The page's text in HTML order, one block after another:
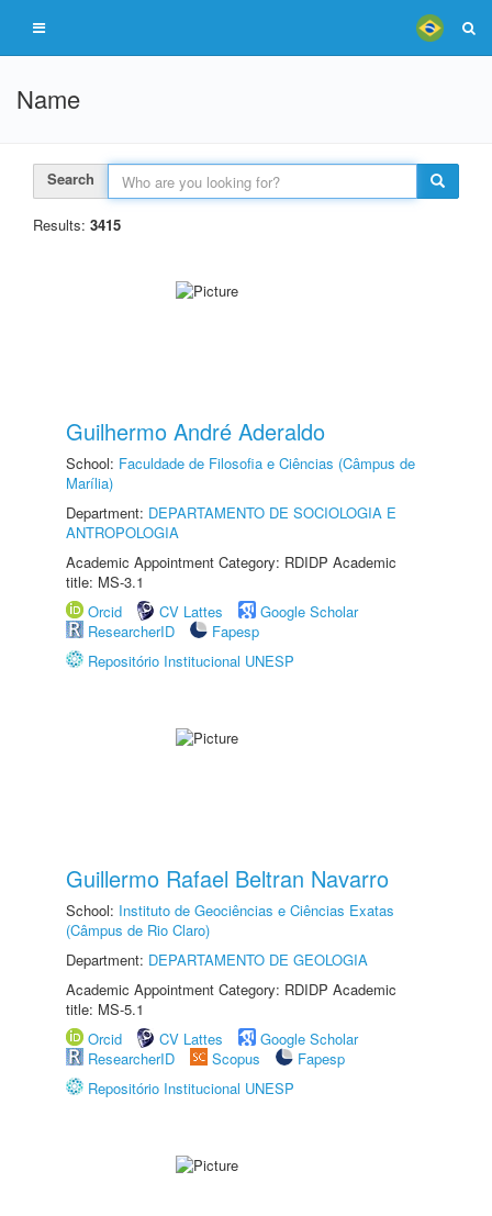
Name
Search
Results: 3415
Guilhermo André Aderaldo
School: Faculdade de Filosofia e Ciências (Câmpus de
Marília)
Department: DEPARTAMENTO DE SOCIOLOGIA E
ANTROPOLOGIA
Academic Appointment Category: RDIDP Academic
title: MS-3.1
Orcid
CV Lattes
Google Scholar
ResearcherID
Fapesp
Repositório Institucional UNESP
Guillermo Rafael Beltran Navarro
School: Instituto de Geociências e Ciências Exatas
(Câmpus de Rio Claro)
Department: DEPARTAMENTO DE GEOLOGIA
Academic Appointment Category: RDIDP Academic
title: MS-5.1
Orcid
CV Lattes
Google Scholar
ResearcherID
Scopus
Fapesp
Repositório Institucional UNESP